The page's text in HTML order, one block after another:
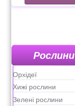
Рослини
Орхідеї
Хижі рослини
Зелені рослини